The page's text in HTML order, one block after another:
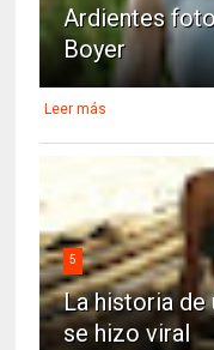
Ardientes
Boyer
Leer más
5
La historia de
se hizo viral